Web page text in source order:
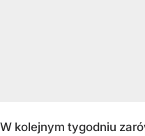
W kolejnym tygodniu